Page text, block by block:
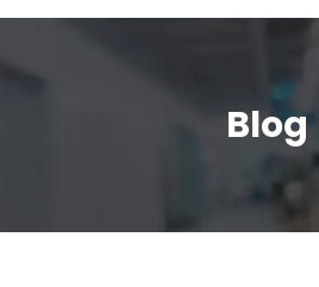
Blog